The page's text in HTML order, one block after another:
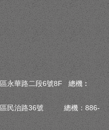
永華路二段6號8F 總機︰
區民治路36號 總機：886-